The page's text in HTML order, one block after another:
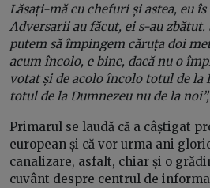
Lăsați-mă cu chefuri și astea, eu
Adversarii au făcut, ei s-au zbătut.
putem să împingem căruța doi
acum încolo, e bine, dacă nu o
votat și de acolo încolo totul de la
totul de la Dumnezeu nu de la
Primarul se laudă că a câștigat
european și că vor urma ani
canalizare, asfalt, chiar și o
cuvânt despre centrul de